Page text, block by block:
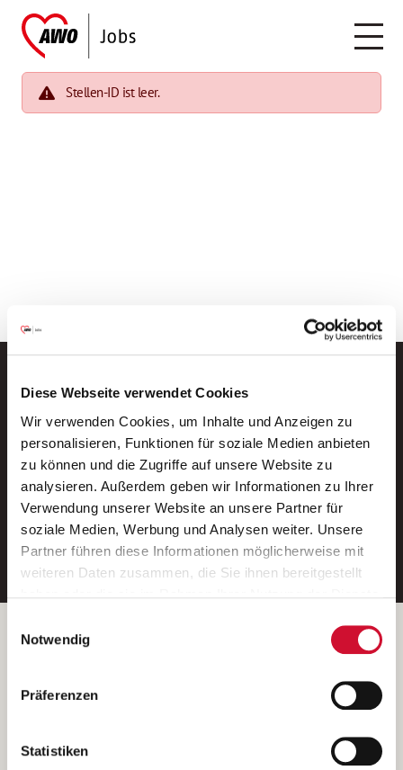
Diese Webseite verwendet Cookies
Wir verwenden Cookies, um Inhalte und Anzeigen zu
personalisieren, Funktionen für soziale Medien anbieten
zu können und die Zugriffe auf unsere Website zu
analysieren. Außerdem geben wir Informationen zu Ihrer
Verwendung unserer Website an unsere Partner für
soziale Medien, Werbung und Analysen weiter. Unsere
Partner führen diese Informationen möglicherweise mit
weiteren Daten zusammen, die Sie ihnen bereitgestellt
Wenn Sie auf „Cookies zulassen“ klicken, so stimmen
Sie der Speicherung sämtlicher Cookies zu. Sie können
Ihre Einwilligung selbstverständlich jederzeit widerrufen,
indem Sie die Cookie-Einstellungen aufrufen und diese
unsererDatenschutzerklärung
Notwendig
Präferenzen
Statistiken
Stellen-ID ist leer.
Neue Stellen per E-Mail.
Ein kostenloser Service von AWO
Jobs.
E-Mail-Adresse eintragen
Betreiber der Webseite
Kantstraße 45a
(Ein Tochterunternehmen des AWO Bezirksverbandes Unterfranken
e.V.)